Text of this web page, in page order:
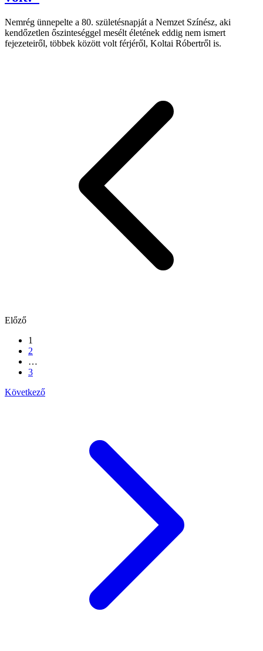
Nemrég ünnepelte a 80. születésnapját a Nemzet Színész, aki
kendőzetlen őszinteséggel mesélt életének eddig nem ismert
fejezeteiről, többek között volt férjéről, Koltai Róbertről is.
Előző
1
2
…
3
Következő